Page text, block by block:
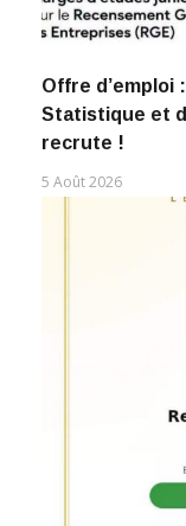
Offre d’emploi
Statistique et
recrute !
5 Août 2026